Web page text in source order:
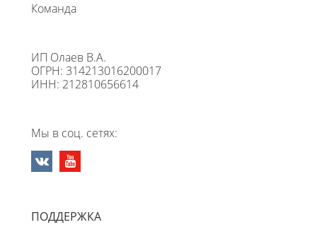
Команда
ИП Олаев В.А.
ОГРН: 314213016200017
ИНН: 212810656614
Мы в соц. сетях:
ПОДДЕРЖКА